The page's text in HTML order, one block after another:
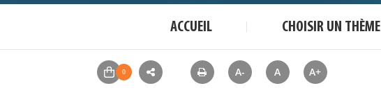
ACCUEIL CHOISIR UN THÈME
A- A A+